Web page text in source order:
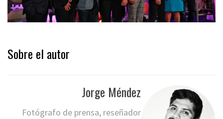
Sobre el autor
Jorge Méndez
Fotógrafo de prensa, reseñador